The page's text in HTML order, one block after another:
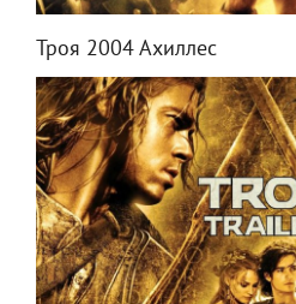
Троя 2004 Ахиллес